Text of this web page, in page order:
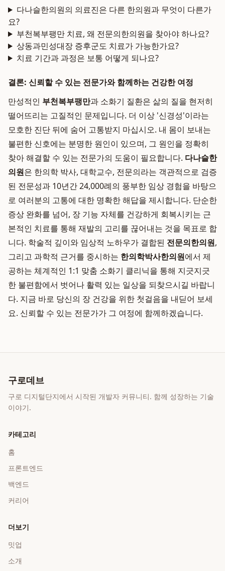
다나슬한의원의 의료진은 다른 한의원과 무엇이 다른가
요?
부천복부팽만 치료, 왜 전문의한의원을 찾아야 하나요?
상동과민성대장 증후군도 치료가 가능한가요?
치료 기간과 과정은 보통 어떻게 되나요?
결론: 신뢰할 수 있는 전문가와 함께하는 건강한 여정
만성적인 부천복부팽만과 소화기 질환은 삶의 질을 현저히
떨어뜨리는 고질적인 문제입니다. 더 이상 '신경성'이라는
모호한 진단 뒤에 숨어 고통받지 마십시오. 내 몸이 보내는
불편한 신호에는 분명한 원인이 있으며, 그 원인을 정확히
찾아 해결할 수 있는 전문가의 도움이 필요합니다. 다나슬한
의원은 한의학 박사, 대학교수, 전문의라는 객관적으로 검증
된 전문성과 10년간 24,000례의 풍부한 임상 경험을 바탕으
로 여러분의 고통에 대한 명확한 해답을 제시합니다. 단순한
증상 완화를 넘어, 장 기능 자체를 건강하게 회복시키는 근
본적인 치료를 통해 재발의 고리를 끊어내는 것을 목표로 합
니다. 학술적 깊이와 임상적 노하우가 결합된 전문의한의원,
그리고 과학적 근거를 중시하는 한의학박사한의원에서 제
공하는 체계적인 1:1 맞춤 소화기 클리닉을 통해 지긋지긋
한 불편함에서 벗어나 활력 있는 일상을 되찾으시길 바랍니
다. 지금 바로 당신의 장 건강을 위한 첫걸음을 내딛어 보세
요. 신뢰할 수 있는 전문가가 그 여정에 함께하겠습니다.
구로데브
구로 디지털단지에서 시작된 개발자 커뮤니티. 함께 성장하는 기술
이야기.
카테고리
홈
프론트엔드
백엔드
커리어
더보기
밋업
소개